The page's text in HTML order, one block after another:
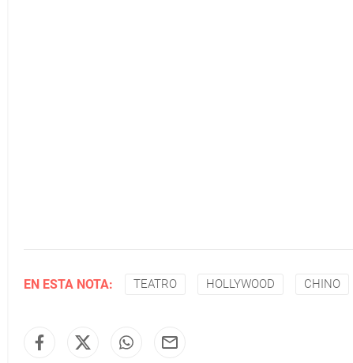
EN ESTA NOTA: TEATRO HOLLYWOOD CHINO